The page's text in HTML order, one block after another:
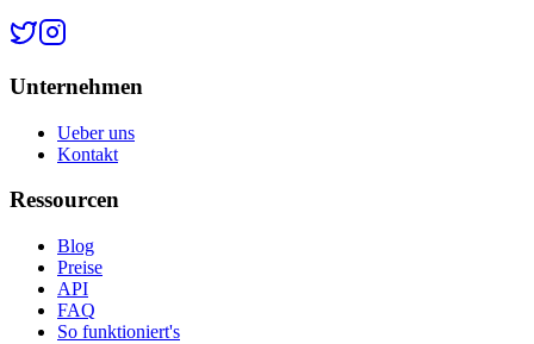
Unternehmen
Ueber uns
Kontakt
Ressourcen
Blog
Preise
API
FAQ
So funktioniert's